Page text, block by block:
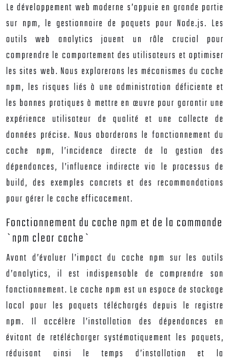
Le développement web moderne s’appuie en grande partie
sur npm, le gestionnaire de paquets pour Node.js. Les
outils web analytics jouent un rôle crucial pour
comprendre le comportement des utilisateurs et optimiser
les sites web. Nous explorerons les mécanismes du cache
npm, les risques liés à une administration déficiente et
les bonnes pratiques à mettre en œuvre pour garantir une
expérience utilisateur de qualité et une collecte de
données précise. Nous aborderons le fonctionnement du
cache npm, l’incidence directe de la gestion des
dépendances, l’influence indirecte via le processus de
build, des exemples concrets et des recommandations
pour gérer le cache efficacement.
Fonctionnement du cache npm et de la commande
`npm clear cache`
Avant d’évaluer l’impact du cache npm sur les outils
d’analytics, il est indispensable de comprendre son
fonctionnement. Le cache npm est un espace de stockage
local pour les paquets téléchargés depuis le registre
npm. Il accélère l’installation des dépendances en
évitant de retélécharger systématiquement les paquets,
réduisant ainsi le temps d’installation et la